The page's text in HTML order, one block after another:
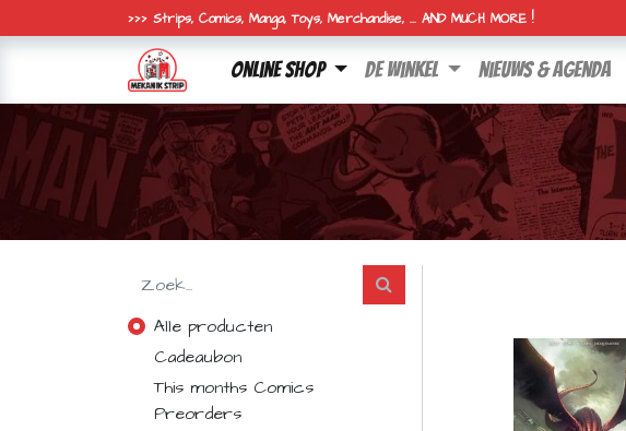
>>> Strips, Comics, Manga, Toys, Merchandise, ... AND MUCH MORE !
online shop de winkel nieuws & agenda
Alle producten
Cadeaubon
This months Comics
Preorders